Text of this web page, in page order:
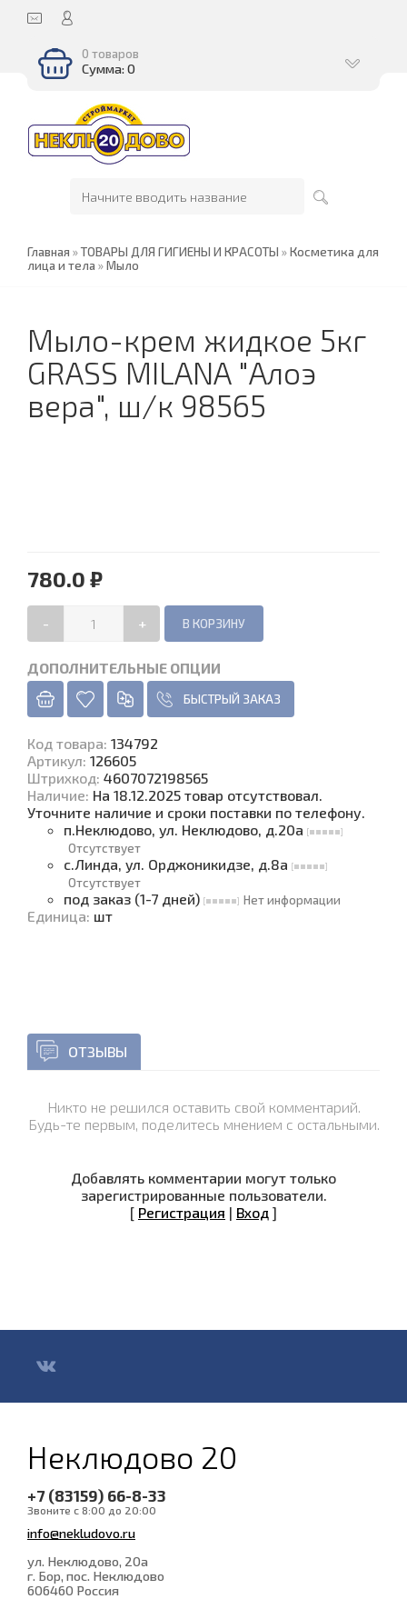
0 товаров
Сумма: 0
Главная »ТОВАРЫ ДЛЯ ГИГИЕНЫ И КРАСОТЫ »Косметика для
лица и тела »Мыло
Мыло-крем жидкое 5кг
GRASS MILANA "Алоэ
вера", ш/к 98565
780.0 ₽
- +
ДОПОЛНИТЕЛЬНЫЕ ОПЦИИ
БЫСТРЫЙ ЗАКАЗ
Код товара: 134792
Артикул: 126605
Штрихкод: 4607072198565
Наличие: На 18.12.2025 товар отсутствовал.
Уточните наличие и сроки поставки по телефону.
п.Неклюдово, ул. Неклюдово, д.20а
Отсутствует
с.Линда, ул. Орджоникидзе, д.8а
Отсутствует
под заказ (1-7 дней) Нет информации
Единица: шт
ОТЗЫВЫ
Никто не решился оставить свой комментарий.
Будь-те первым, поделитесь мнением с остальными.
Добавлять комментарии могут только
зарегистрированные пользователи.
[ Регистрация | Вход ]
Неклюдово 20
+7 (83159) 66-8-33
Звоните с 8:00 до 20:00
info@nekludovo.ru
ул. Неклюдово, 20а
г. Бор, пос. Неклюдово
606460 Россия